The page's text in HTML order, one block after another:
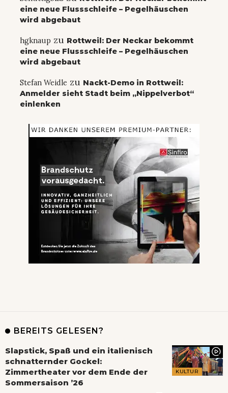
eine neue Flussschleife – Pegelhäuschen
wird abgebaut
hgknaup zu Rottweil: Der Neckar bekommt
eine neue Flussschleife – Pegelhäuschen
wird abgebaut
Stefan Weidle zu Nackt-Demo in Rottweil:
Anmelder sieht Stadt beim „Nippelverbot“
einlenken
BEREITS GELESEN?
KULTUR
Slapstick, Spaß und ein italienisch
schnatternder Gockel:
Zimmertheater vor dem Ende der
Sommersaison ’26